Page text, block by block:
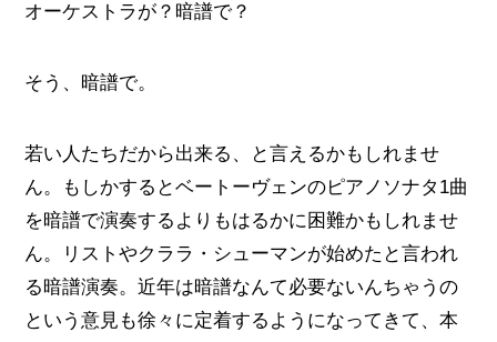
オーケストラが？暗譜で？
そう、暗譜で。
若い人たちだから出来る、と言えるかもしれませ
ん。もしかするとベートーヴェンのピアノソナタ1曲
を暗譜で演奏するよりもはるかに困難かもしれませ
ん。リストやクララ・シューマンが始めたと言われ
る暗譜演奏。近年は暗譜なんて必要ないんちゃうの
という意見も徐々に定着するようになってきて、本